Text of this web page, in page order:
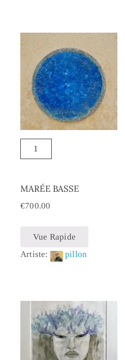
MARÉE BASSE
€700.00
Vue Rapide
Artiste:
pillon